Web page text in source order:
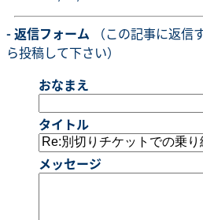
- 返信フォーム （この記事に返信
ら投稿して下さい）
おなまえ
タイトル
メッセージ